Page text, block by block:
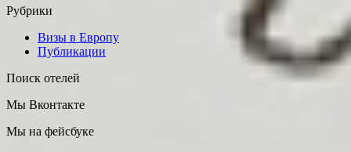
Рубрики
Визы в Европу
Публикации
Поиск отелей
Мы Вконтакте
Мы на фейсбуке